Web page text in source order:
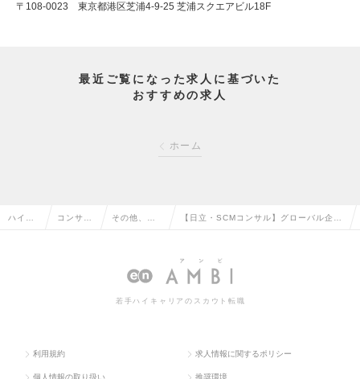
〒108-0023 東京都港区芝浦4-9-25 芝浦スクエアビル18F
最近ご覧になった求人に基づいた
おすすめの求人
ホーム
ハイク コンサル その他、コ
ト系の転職
【日立・SCMコンサル】グローバル企業
サルタント職の求人情報
若手ハイキャリアのスカウト転職
利用規約 求人情報に関するポリシー